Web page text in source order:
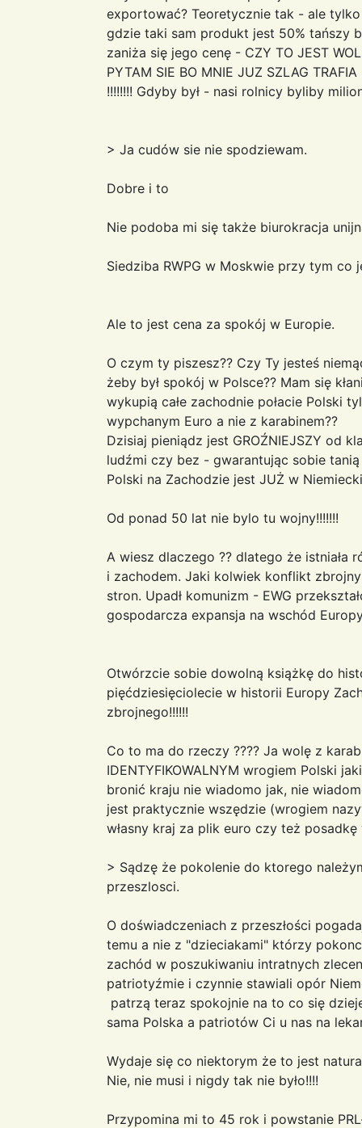
exportować? Teoretycznie tak - ale
gdzie taki sam produkt jest 50% tańszy
zaniża się jego cenę - CZY TO JEST
PYTAM SIE BO MNIE JUZ SZLAG
!!!!!!!! Gdyby był - nasi rolnicy byliby
> Ja cudów sie nie spodziewam.
Dobre i to
Nie podoba mi się także biurokracja
Siedziba RWPG w Moskwie przy tym co
Ale to jest cena za spokój w Europie.
O czym ty piszesz?? Czy Ty jesteś
żeby był spokój w Polsce?? Mam się
wykupią całe zachodnie połacie Polski
wypchanym Euro a nie z karabinem??
Dzisiaj pieniądz jest GROŹNIEJSZY od
ludźmi czy bez - gwarantując sobie
Polski na Zachodzie jest JUŻ w
Od ponad 50 lat nie bylo tu wojny!!!!!!!
A wiesz dlaczego ?? dlatego że istniała
i zachodem. Jaki kolwiek konflikt
stron. Upadł komunizm - EWG
gospodarcza expansja na wschód
Otwórzcie sobie dowolną książkę do
pięćdziesięciolecie w historii Europy
zbrojnego!!!!!!
Co to ma do rzeczy ???? Ja wolę z
IDENTYFIKOWALNYM wrogiem Polski
bronić kraju nie wiadomo jak, nie
jest praktycznie wszędzie (wrogiem
własny kraj za plik euro czy też
> Sądzę że pokolenie do ktorego
przeszlosci.
O doświadczeniach z przeszłości
temu a nie z "dzieciakami" którzy
zachód w poszukiwaniu intratnych
patriotyźmie i czynnie stawiali opór
patrzą teraz spokojnie na to co się
sama Polska a patriotów Ci u nas na
Wydaje się co niektorym że to jest
Nie, nie musi i nigdy tak nie było!!!!
Przypomina mi to 45 rok i powstanie